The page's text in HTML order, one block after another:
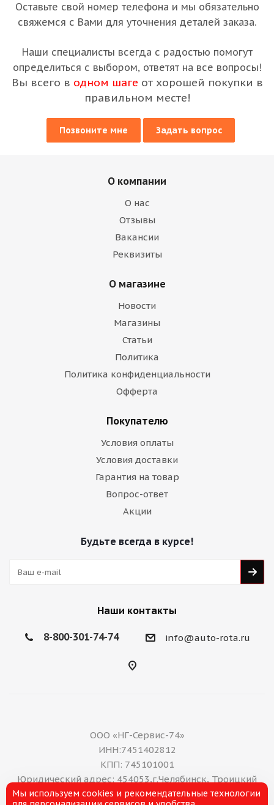
Оставьте свой номер телефона и мы обязательно
свяжемся с Вами для уточнения деталей заказа.
Наши специалисты всегда с радостью помогут
определиться с выбором, ответят на все вопросы!
Вы всего в одном шаге от хорошей покупки в
правильном месте!
Позвоните мне Задать вопрос
О компании
О нас
Отзывы
Вакансии
Реквизиты
О магазине
Новости
Магазины
Статьи
Политика
Политика конфиденциальности
Офферта
Покупателю
Условия оплаты
Условия доставки
Гарантия на товар
Вопрос-ответ
Акции
Будьте всегда в курсе!
Наши контакты
8-800-301-74-74 info@auto-rota.ru
ООО «НГ-Сервис-74»
ИНН:7451402812
КПП: 745101001
Юридический адрес: 454053,г.Челябинск, Троицкий
тракт, дом 11 А, нежилое помещение 16
Мы используем cookies и рекомендательные технологии